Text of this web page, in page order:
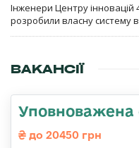
Інженери Центру
розробили власну систему
ВАКАНСІЇ
Уповноважена
до 20450 грн